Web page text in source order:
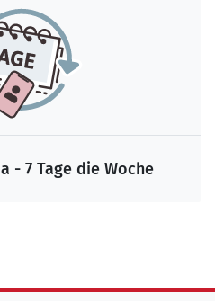
- 7 Tage die Woche